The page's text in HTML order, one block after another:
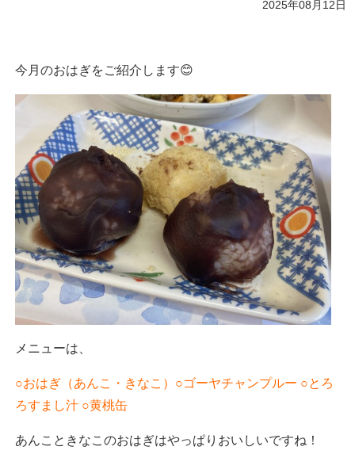
2025年08月12日
今月のおはぎをご紹介します😊
メニューは、
○おはぎ（あんこ・きなこ）○ゴーヤチャンプルー ○とろ
ろすまし汁 ○黄桃缶
あんこときなこのおはぎはやっぱりおいしいですね！